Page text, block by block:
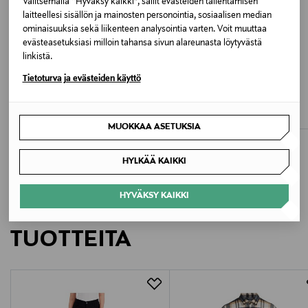
laitteellesi sisällön ja mainosten personointia, sosiaalisen median
ominaisuuksia sekä liikenteen analysointia varten. Voit muuttaa
evästeasetuksiasi milloin tahansa sivun alareunasta löytyvästä
linkistä.
Tietoturva ja evästeiden käyttö
MUOKKAA ASETUKSIA
HYLKÄÄ KAIKKI
HYVÄKSY KAIKKI
ODWIN WASH
Valmistusmaa
24 Route de la Galaise, CH - 1228 Plan-les-Ouates
CustomerAssistance@RalphLauren.eu
ETUKUPONKITUOTE UUTTA
Original Price
189,90 €
Original Price
52,90 €
LISÄÄ KIINNOSTAVIA
TUOTTEITA